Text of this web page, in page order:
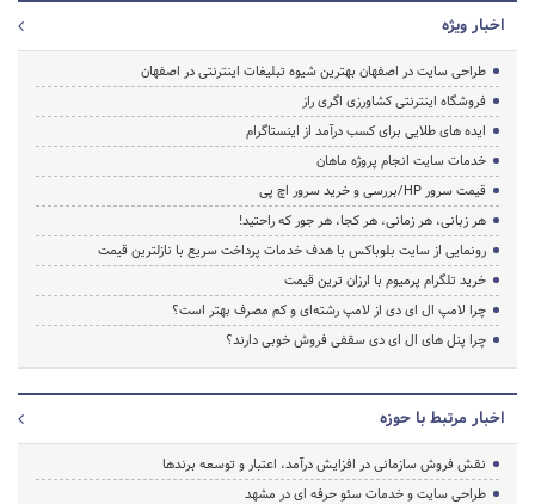
اخبار ویژه
طراحی سایت در اصفهان بهترین شیوه تبلیغات اینترنتی در اصفهان
فروشگاه اینترنتی کشاورزی اگری راز
ایده های طلایی برای کسب درآمد از اینستاگرام
خدمات سایت انجام پروژه ماهان
قیمت سرور HP/بررسی و خرید سرور اچ پی
هر زبانی، هر زمانی، هر کجا، هر جور که راحتید!
رونمایی از سایت بلوباکس با هدف خدمات پرداخت سریع با نازلترین قیمت
خرید تلگرام پرمیوم با ارزان ترین قیمت
چرا لامپ ال ای دی از لامپ رشته‌ای و کم مصرف بهتر است؟
چرا پنل های ال ای دی سقفی فروش خوبی دارند؟
اخبار مرتبط با حوزه
نقش فروش سازمانی در افزایش درآمد، اعتبار و توسعه برندها
طراحی سایت و خدمات سئو حرفه ای در مشهد